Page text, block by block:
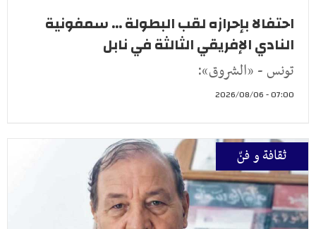
احتفالا بإحرازه لقب البطولة ... سمفونية
النادي الإفريقي الثالثة في نابل
تونس - «الشروق»:
07:00 - 2026/08/06
ثقافة و فنّ